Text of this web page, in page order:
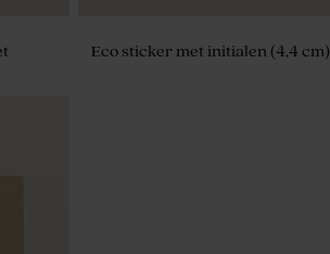
Eco sticker met initialen (4,4 cm)